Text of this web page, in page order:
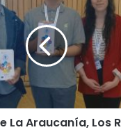
La Araucanía, Los